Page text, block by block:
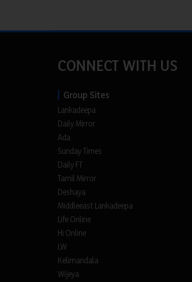
CONNECT WITH US
Group Sites
Lankadeepa
Daily Mirror
Ada
Sunday Times
Daily FT
Tamil Mirror
Deshaya
Middleeast Lankadeepa
Life Online
Hi Online
LW
Kelimandala
Wijeya